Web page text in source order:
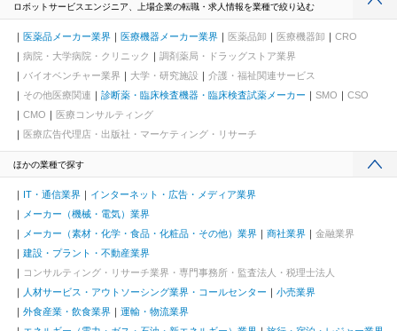
ロボットサービスエンジニア、上場企業の転職・求人情報を業種で絞り込む
医薬品メーカー業界 医療機器メーカー業界 医薬品卸 医療機器卸
CRO
病院・大学病院・クリニック
調剤薬局・ドラッグストア業界
バイオベンチャー業界
大学・研究施設
介護・福祉関連サービス
その他医療関連
診断薬・臨床検査機器・臨床検査試薬メーカー SMO
CSO
CMO
医療コンサルティング
医療広告代理店・出版社・マーケティング・リサーチ
ほかの業種で探す
IT・通信業界
インターネット・広告・メディア業界
メーカー（機械・電気）業界
メーカー（素材・化学・食品・化粧品・その他）業界
商社業界
金融業界
建設・プラント・不動産業界
コンサルティング・リサーチ業界・専門事務所・監査法人・税理士法人
人材サービス・アウトソーシング業界・コールセンター
小売業界
外食産業・飲食業界
運輸・物流業界